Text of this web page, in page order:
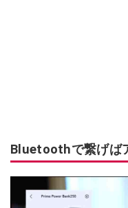
Bluetoothで繋げば